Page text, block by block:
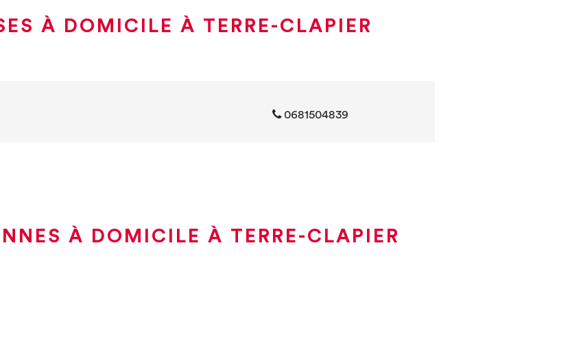
À DOMICILE À TERRE-CLAPIER
0681504839
À DOMICILE À TERRE-CLAPIER